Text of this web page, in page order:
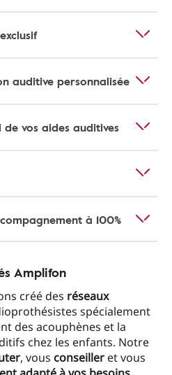
auditive personnalisée
vos aides auditives
à 100%
Amplifon
créé des réseaux
spécialement
des acouphènes et la
chez les enfants. Notre
, vous conseiller et vous